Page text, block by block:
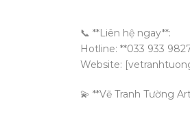
📞 **Liên hệ ngay**:
Hotline: **033 933
Website:
💫 **Vẽ Tranh Tường